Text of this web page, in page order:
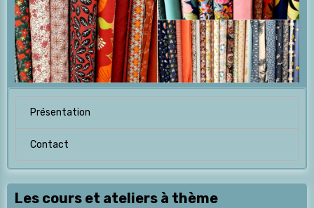
Présentation
Contact
Les cours et ateliers à thème